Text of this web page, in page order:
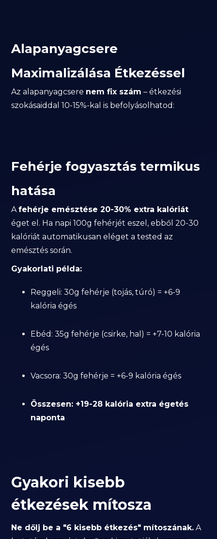
Alapanyagcsere
Maximalizálása Étkezéssel
Az alapanyagcsere nem fix szám – étkezési
szokásaiddal 10-15%-kal is befolyásolhatod:
Fehérje fogyasztás termikus
hatása
Afehérje emésztése 20-30% extra kalóriát
éget el. Ha napi 100g fehérjét eszel, ebből 20-30
kalóriát automatikusan eléget a tested az
emésztés során.
Gyakorlati példa:
Reggeli: 30g fehérje (tojás, túró) = +6-9
kalória égés
Ebéd: 35g fehérje (csirke, hal) = +7-10 kalória
égés
Vacsora: 30g fehérje = +6-9 kalória égés
Összesen: +19-28 kalória extra égetés
naponta
Gyakori kisebb
étkezések mítosza
Ne dőlj be a "6 kisebb étkezés" mítoszának. A